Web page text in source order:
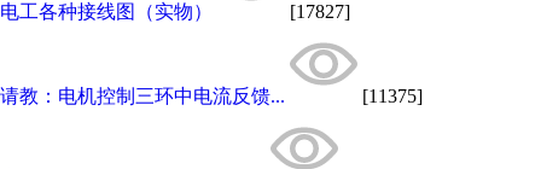
电工各种接线图（实物） [17827]
请教：电机控制三环中电流反馈... [11375]